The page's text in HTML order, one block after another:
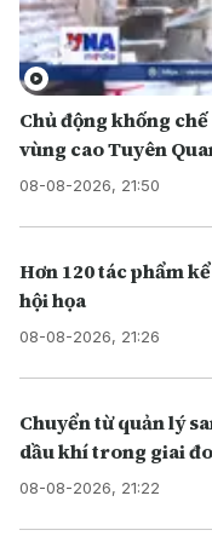
Chủ động khống
vùng cao Tuyên
08-08-2026, 21:50
Hơn 120 tác phẩm
hội họa
08-08-2026, 21:26
Chuyển từ quản lý
dầu khí trong giai
08-08-2026, 21:22